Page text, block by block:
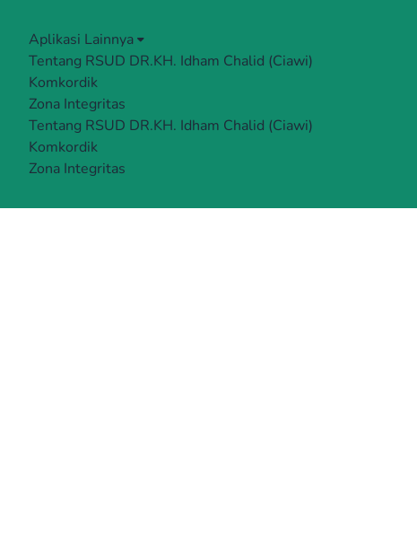
Aplikasi Lainnya
Tentang RSUD DR.KH. Idham Chalid (Ciawi)
Komkordik
Zona Integritas
Tentang RSUD DR.KH. Idham Chalid (Ciawi)
Komkordik
Zona Integritas